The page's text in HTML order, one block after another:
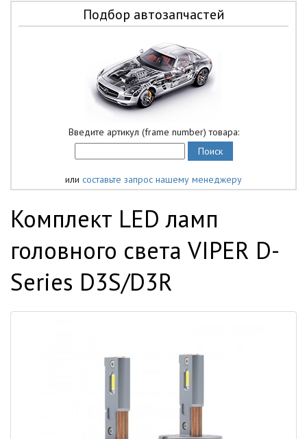
Подбор автозапчастей
Введите артикул (frame number) товара:
или составьте запрос нашему менеджеру
Комплект LED ламп
головного света VIPER D-
Series D3S/D3R